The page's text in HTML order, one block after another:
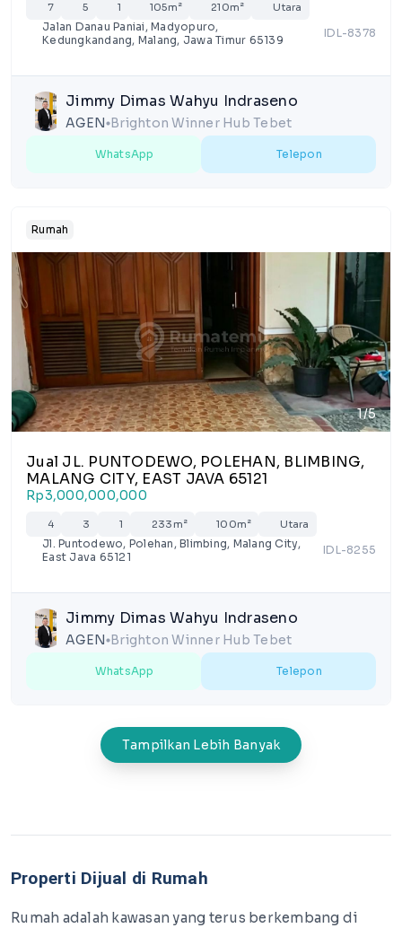
7 5 1 105m² 210m² Utara
Jalan Danau Paniai, Madyopuro,
Kedungkandang, Malang, Jawa Timur 65139
IDL-8378
Jimmy Dimas Wahyu Indraseno
AGEN lens Brighton Winner Hub Tebet
WhatsApp Telepon
Rumah
1/5
Jual JL. PUNTODEWO, POLEHAN, BLIMBING,
MALANG CITY, EAST JAVA 65121
Rp3,000,000,000
4 3 1 233m² 100m² Utara
Jl. Puntodewo, Polehan, Blimbing, Malang City,
East Java 65121
IDL-8255
Jimmy Dimas Wahyu Indraseno
AGEN lens Brighton Winner Hub Tebet
WhatsApp Telepon
Tampilkan Lebih Banyak
Properti Dijual di Rumah
Rumah adalah kawasan yang terus berkembang di